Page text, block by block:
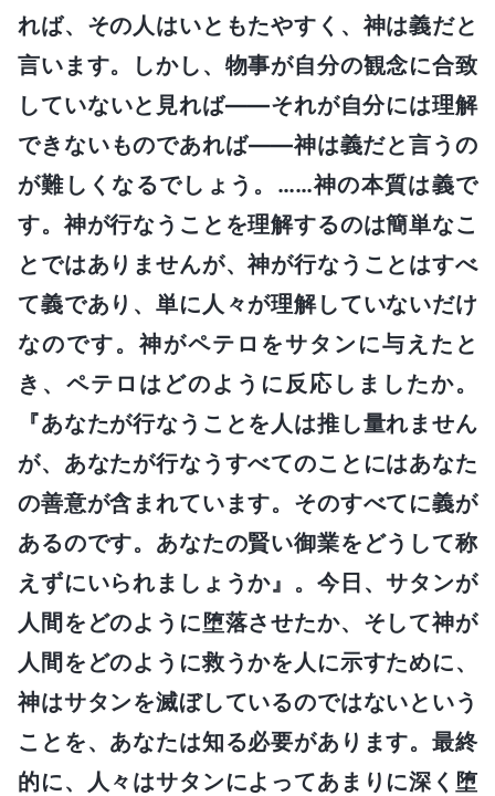
れば、その人はいともたやすく、神は義だと
言います。しかし、物事が自分の観念に合致
していないと見れば――それが自分には理解
できないものであれば――神は義だと言うの
が難しくなるでしょう。……神の本質は義で
す。神が行なうことを理解するのは簡単なこ
とではありませんが、神が行なうことはすべ
て義であり、単に人々が理解していないだけ
なのです。神がペテロをサタンに与えたと
き、ペテロはどのように反応しましたか。
『あなたが行なうことを人は推し量れません
が、あなたが行なうすべてのことにはあなた
の善意が含まれています。そのすべてに義が
あるのです。あなたの賢い御業をどうして称
えずにいられましょうか』。今日、サタンが
人間をどのように堕落させたか、そして神が
人間をどのように救うかを人に示すために、
神はサタンを滅ぼしているのではないという
ことを、あなたは知る必要があります。最終
的に、人々はサタンによってあまりに深く堕